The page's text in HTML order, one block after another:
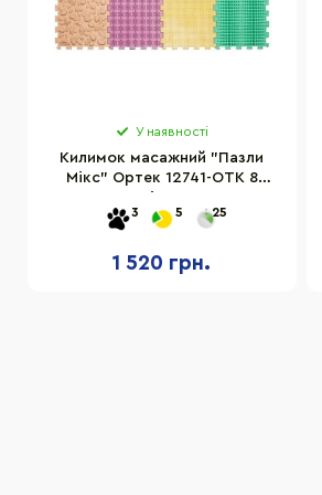
У наявності
Килимок масажний "Пазли
Мікс" Ортек 12741-OTK 8
3 5 25
1 520 грн.